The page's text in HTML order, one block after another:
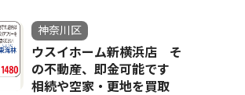
神奈川区
ウスイホーム新横浜店 そ
の不動産、即金可能です
相続や空家・更地を買取